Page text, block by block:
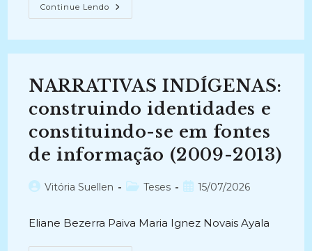
Continue Lendo ANÁLISE
DA
GESTÃO
CONHECIMENTO:
Estratégias
Metodológicas
E
Estratégias
Organizacionais
(2000-
NARRATIVAS INDÍGENAS:
construindo identidades e
constituindo-se em fontes
de informação (2009-2013)
AutorVitória Suellen
Categoria
Teses
Post15/07/2026
Eliane Bezerra Paiva Maria Ignez Novais Ayala